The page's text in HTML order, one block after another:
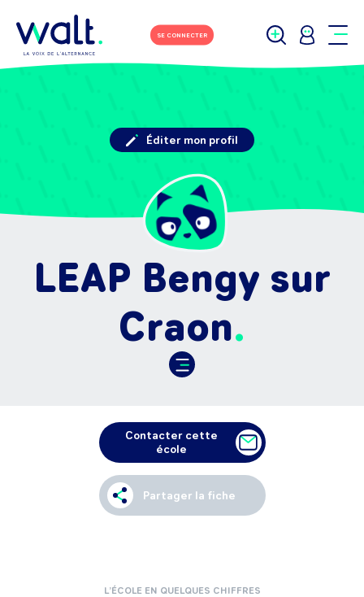
SE CONNECTER
LEAP Bengy sur
Craon
Éditer mon profil
Contacter cette
école
Partager la fiche
L’ÉCOLE EN QUELQUES CHIFFRES